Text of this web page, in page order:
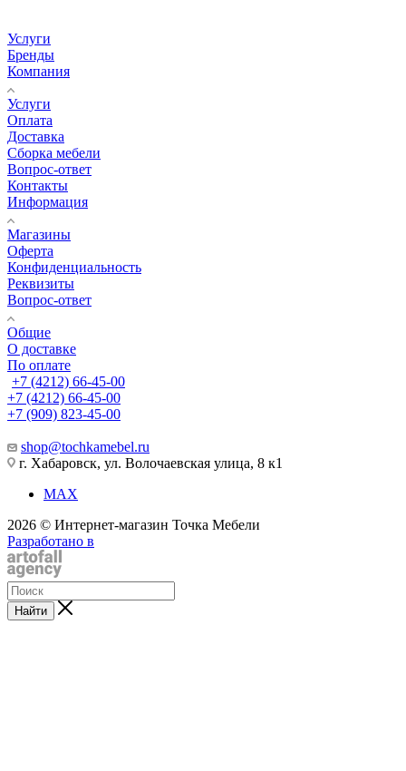
Услуги
Бренды
Компания
Услуги
Оплата
Доставка
Сборка мебели
Вопрос-ответ
Контакты
Информация
Магазины
Оферта
Конфиденциальность
Реквизиты
Вопрос-ответ
Общие
О доставке
По оплате
+7 (4212) 66-45-00
+7 (4212) 66-45-00
+7 (909) 823-45-00
shop@tochkamebel.ru
г. Хабаровск, ул. Волочаевская улица, 8 к1
MAX
2026 © Интернет-магазин Точка Мебели
Разработано в
Найти